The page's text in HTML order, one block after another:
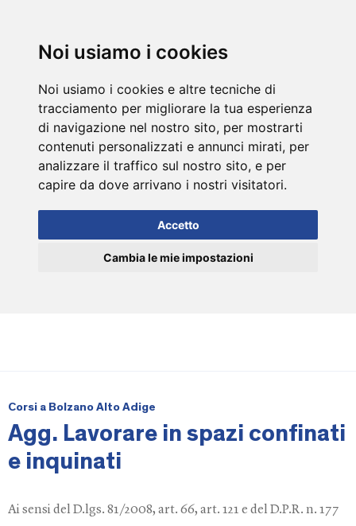
Noi usiamo i cookies
Noi usiamo i cookies e altre tecniche di
tracciamento per migliorare la tua esperienza
di navigazione nel nostro sito, per mostrarti
contenuti personalizzati e annunci mirati, per
analizzare il traffico sul nostro sito, e per
capire da dove arrivano i nostri visitatori.
Accetto
Cambia le mie impostazioni
Corsi a Bolzano Alto Adige
Agg. Lavorare in spazi confinati
e inquinati
Ai sensi del D.lgs. 81/2008, art. 66, art. 121 e del D.P.R. n. 177